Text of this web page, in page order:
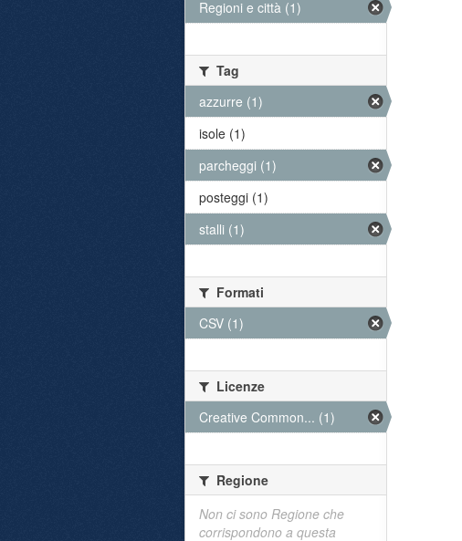
Regioni e città (1)
Tag
azzurre (1)
isole (1)
parcheggi (1)
posteggi (1)
stalli (1)
Formati
CSV (1)
Licenze
Creative Common... (1)
Regione
Non ci sono Regione che
corrispondono a questa